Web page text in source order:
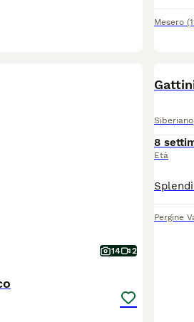
Mesero
14 2
Siberiano
8
Età
Pergine